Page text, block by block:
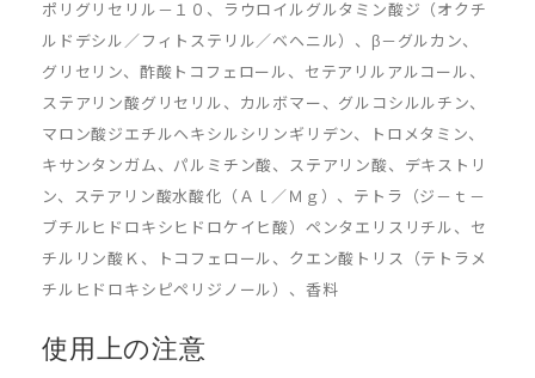
ポリグリセリル－１０、ラウロイルグルタミン酸ジ（オクチ
ルドデシル／フィトステリル／ベヘニル）、β－グルカン、
グリセリン、酢酸トコフェロール、セテアリルアルコール、
ステアリン酸グリセリル、カルボマー、グルコシルルチン、
マロン酸ジエチルヘキシルシリンギリデン、トロメタミン、
キサンタンガム、パルミチン酸、ステアリン酸、デキストリ
ン、ステアリン酸水酸化（Ａｌ／Ｍｇ）、テトラ（ジ－ｔ－
ブチルヒドロキシヒドロケイヒ酸）ペンタエリスリチル、セ
チルリン酸Ｋ、トコフェロール、クエン酸トリス（テトラメ
チルヒドロキシピペリジノール）、香料
使用上の注意